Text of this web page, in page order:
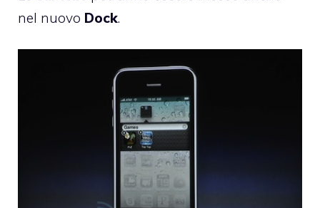
nel nuovo Dock.